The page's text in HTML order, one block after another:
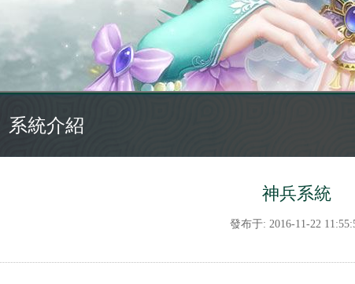
系統介紹
神兵系統
發布于: 2016-11-22